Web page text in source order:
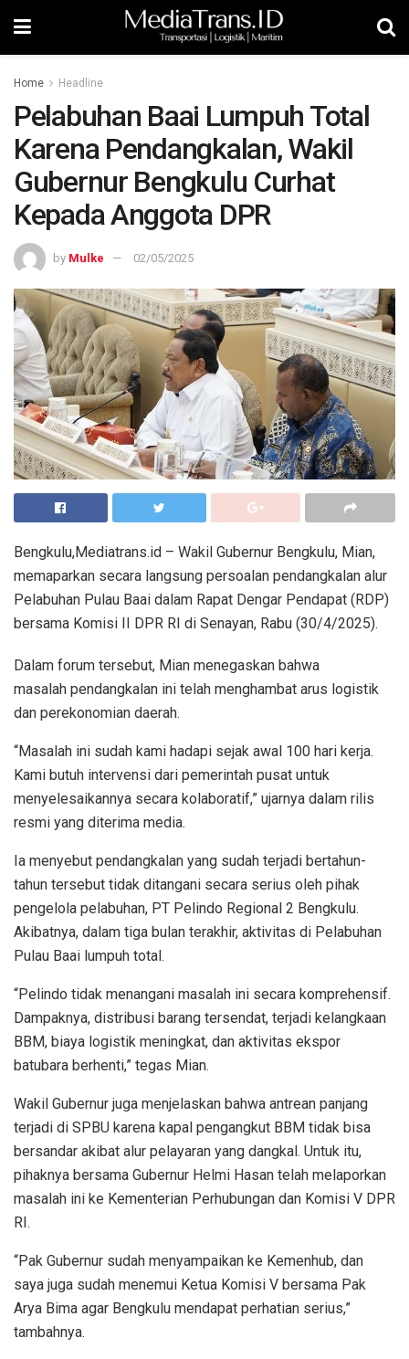
Home Headline
Pelabuhan Baai Lumpuh Total
Karena Pendangkalan, Wakil
Gubernur Bengkulu Curhat
Kepada Anggota DPR
by Mulke 02/05/2025
Bengkulu,Mediatrans.id – Wakil Gubernur Bengkulu, Mian,
memaparkan secara langsung persoalan pendangkalan alur
Pelabuhan Pulau Baai dalam Rapat Dengar Pendapat (RDP)
bersama Komisi II DPR RI di Senayan, Rabu (30/4/2025).
Dalam forum tersebut, Mian menegaskan bahwa
masalah pendangkalan ini telah menghambat arus logistik
dan perekonomian daerah.
“Masalah ini sudah kami hadapi sejak awal 100 hari kerja.
Kami butuh intervensi dari pemerintah pusat untuk
menyelesaikannya secara kolaboratif,” ujarnya dalam rilis
resmi yang diterima media.
Ia menyebut pendangkalan yang sudah terjadi bertahun-
tahun tersebut tidak ditangani secara serius oleh pihak
pengelola pelabuhan, PT Pelindo Regional 2 Bengkulu.
Akibatnya, dalam tiga bulan terakhir, aktivitas di Pelabuhan
Pulau Baai lumpuh total.
“Pelindo tidak menangani masalah ini secara komprehensif.
Dampaknya, distribusi barang tersendat, terjadi kelangkaan
BBM, biaya logistik meningkat, dan aktivitas ekspor
batubara berhenti,” tegas Mian.
Wakil Gubernur juga menjelaskan bahwa antrean panjang
terjadi di SPBU karena kapal pengangkut BBM tidak bisa
bersandar akibat alur pelayaran yang dangkal. Untuk itu,
pihaknya bersama Gubernur Helmi Hasan telah melaporkan
masalah ini ke Kementerian Perhubungan dan Komisi V DPR
RI.
“Pak Gubernur sudah menyampaikan ke Kemenhub, dan
saya juga sudah menemui Ketua Komisi V bersama Pak
Arya Bima agar Bengkulu mendapat perhatian serius,”
tambahnya.